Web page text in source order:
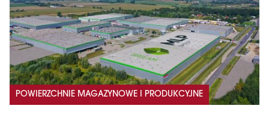
POWIERZCHNIE MAGAZYNOWE I PRODUKCYJNE